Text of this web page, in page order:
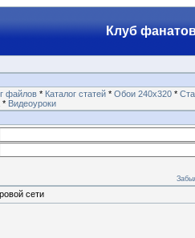
Клуб
файлов * Каталог статей * Обои 240х320 *
* Видеоуроки
сети